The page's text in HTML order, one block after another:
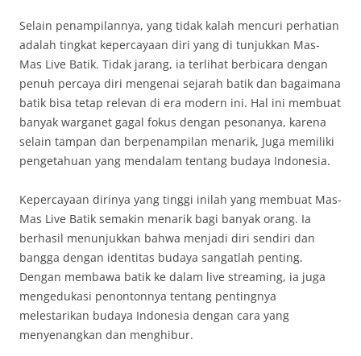
Selain penampilannya, yang tidak kalah mencuri perhatian
adalah tingkat kepercayaan diri yang di tunjukkan Mas-
Mas Live Batik. Tidak jarang, ia terlihat berbicara dengan
penuh percaya diri mengenai sejarah batik dan bagaimana
batik bisa tetap relevan di era modern ini. Hal ini membuat
banyak warganet gagal fokus dengan pesonanya, karena
selain tampan dan berpenampilan menarik, Juga memiliki
pengetahuan yang mendalam tentang budaya Indonesia.
Kepercayaan dirinya yang tinggi inilah yang membuat Mas-
Mas Live Batik semakin menarik bagi banyak orang. Ia
berhasil menunjukkan bahwa menjadi diri sendiri dan
bangga dengan identitas budaya sangatlah penting.
Dengan membawa batik ke dalam live streaming, ia juga
mengedukasi penontonnya tentang pentingnya
melestarikan budaya Indonesia dengan cara yang
menyenangkan dan menghibur.